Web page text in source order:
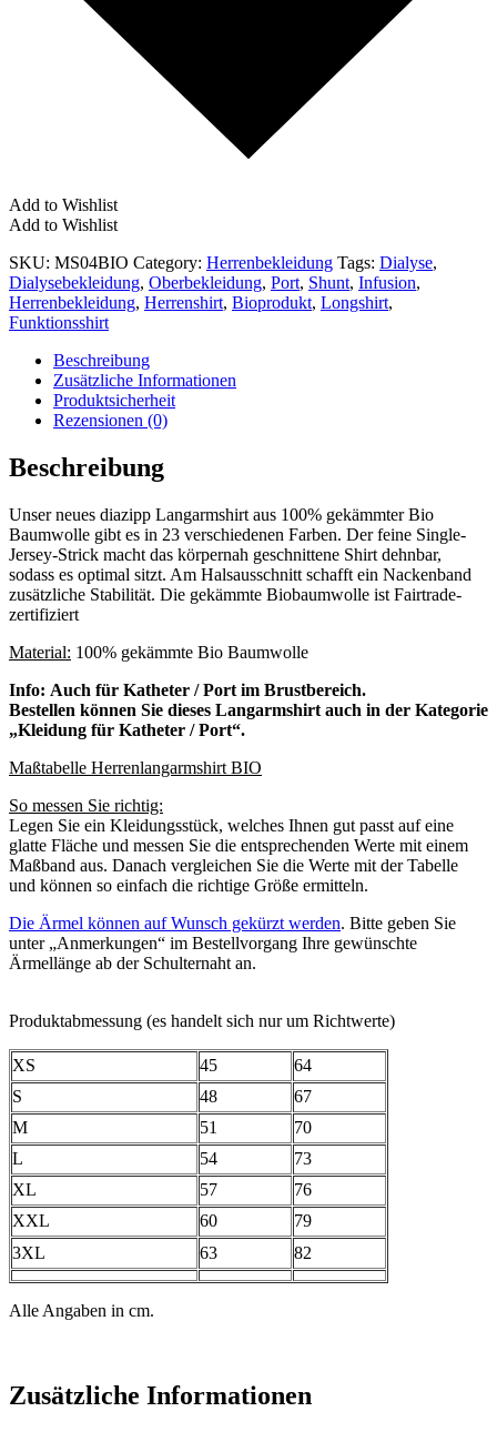
Add to Wishlist
Add to Wishlist
SKU: MS04BIO Category: Herrenbekleidung Tags: Dialyse,
Dialysebekleidung, Oberbekleidung, Port, Shunt, Infusion,
Herrenbekleidung, Herrenshirt, Bioprodukt, Longshirt,
Funktionsshirt
Beschreibung
Zusätzliche Informationen
Produktsicherheit
Rezensionen (0)
Beschreibung
Unser neues diazipp Langarmshirt aus 100% gekämmter Bio
Baumwolle gibt es in 23 verschiedenen Farben. Der feine Single-
Jersey-Strick macht das körpernah geschnittene Shirt dehnbar,
sodass es optimal sitzt. Am Halsausschnitt schafft ein Nackenband
zusätzliche Stabilität. Die gekämmte Biobaumwolle ist Fairtrade-
zertifiziert
Material: 100% gekämmte Bio Baumwolle
Info: Auch für Katheter / Port im Brustbereich.
Bestellen können Sie dieses Langarmshirt auch in der Kategorie
„Kleidung für Katheter / Port“.
Maßtabelle Herrenlangarmshirt BIO
So messen Sie richtig:
Legen Sie ein Kleidungsstück, welches Ihnen gut passt auf eine
glatte Fläche und messen Sie die entsprechenden Werte mit einem
Maßband aus. Danach vergleichen Sie die Werte mit der Tabelle
und können so einfach die richtige Größe ermitteln.
Die Ärmel können auf Wunsch gekürzt werden. Bitte geben Sie
unter „Anmerkungen“ im Bestellvorgang Ihre gewünschte
Ärmellänge ab der Schulternaht an.
Produktabmessung (es handelt sich nur um Richtwerte)
XS 45
64
S
48
67
M
51
70
L
54
73
XL
57
76
XXL
60
79
3XL
63 82
Alle Angaben in cm.
Zusätzliche Informationen